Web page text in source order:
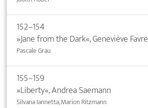
152–154
»Jane from the Dark«, Geneviève Favre
Pascale Grau
155–159
»Liberty«, Andrea Saemann
Silvana Iannetta, Marion Ritzmann